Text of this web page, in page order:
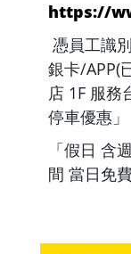
https://
憑員工識
銀卡/APP(
店 1F 服務
停車優惠」
「假日 含
間 當日免